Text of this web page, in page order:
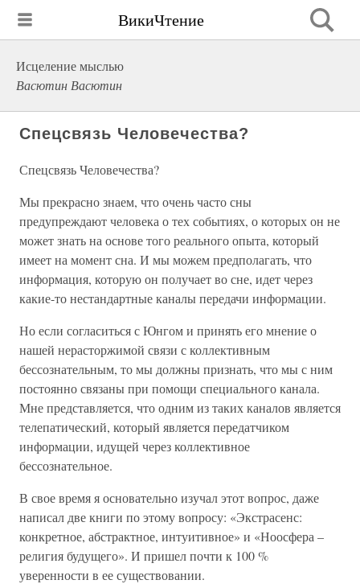
ВикиЧтение
Исцеление мыслью
Васютин Васютин
Спецсвязь Человечества?
Спецсвязь Человечества?
Мы прекрасно знаем, что очень часто сны
предупреждают человека о тех событиях, о которых он не
может знать на основе того реального опыта, который
имеет на момент сна. И мы можем предполагать, что
информация, которую он получает во сне, идет через
какие-то нестандартные каналы передачи информации.
Но если согласиться с Юнгом и принять его мнение о
нашей нерасторжимой связи с коллективным
бессознательным, то мы должны признать, что мы с ним
постоянно связаны при помощи специального канала.
Мне представляется, что одним из таких каналов является
телепатический, который является передатчиком
информации, идущей через коллективное
бессознательное.
В свое время я основательно изучал этот вопрос, даже
написал две книги по этому вопросу: «Экстрасенс:
конкретное, абстрактное, интуитивное» и «Ноосфера –
религия будущего». И пришел почти к 100 %
уверенности в ее существовании.